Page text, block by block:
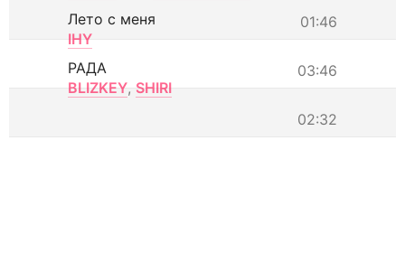
01:46
Лето с меня
IHY
03:46
РАДА
BLIZKEY, SHIRI
02:32